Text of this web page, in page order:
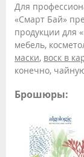
Для
«Смарт Бай»
продукции для
мебель,
маски, воск в
конечно,
Брошюры: